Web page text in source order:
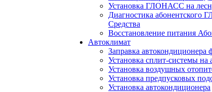
Установка ГЛОНАСС на
Диагностика абонентского
Средства
Восстановление питания
Автоклимат
Заправка автокондиционера
Установка сплит-системы на
Установка воздушных
Установка предпусковых
Установка автокондиционера